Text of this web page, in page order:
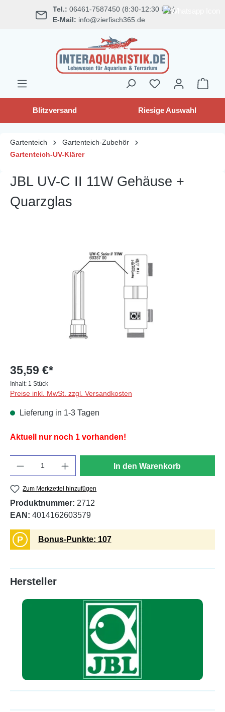
springen Tel.: 06461-7587450 (8:30-12:30 Uhr)
E-Mail: info@zierfisch365.de
Blitzversand Riesige Auswahl
Gartenteich
Gartenteich-Zubehör
Gartenteich-UV-Klärer
JBL UV-C II 11W Gehäuse +
Quarzglas
35,59 €*
Inhalt: 1 Stück
Preise inkl. MwSt. zzgl. Versandkosten
Lieferung in 1-3 Tagen
Aktuell nur noch 1 vorhanden!
In den Warenkorb
Zum Merkzettel hinzufügen
Produktnummer: 2712
EAN: 4014162603579
P Bonus-Punkte: 107
Hersteller